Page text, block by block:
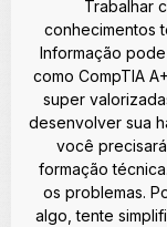
Trabalhar
conhecimentos
Informação
como CompTIA
super
desenvolver sua
você
formação
os problemas.
algo, tente